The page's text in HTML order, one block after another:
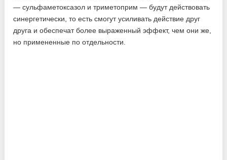
— сульфаметоксазол и триметоприм — будут действовать
синергетически, то есть смогут усиливать действие друг
друга и обеспечат более выраженный эффект, чем они же,
но примененные по отдельности.